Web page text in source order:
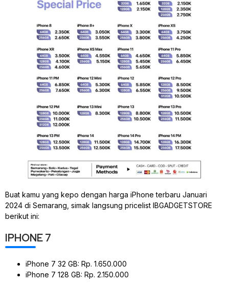
Buat kamu yang kepo dengan harga iPhone terbaru Januari
2024 di Semarang, simak langsung pricelist IBGADGETSTORE
berikut ini:
IPHONE 7
iPhone 7 32 GB: Rp. 1.650.000
iPhone 7 128 GB: Rp. 2.150.000